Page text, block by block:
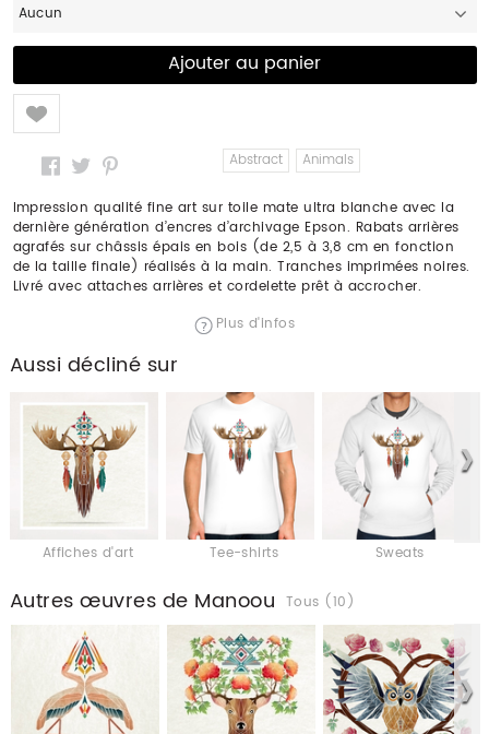
Aucun
Like
Abstract Animals
Impression qualité fine art sur toile mate ultra blanche avec la
dernière génération d’encres d’archivage Epson. Rabats arrières
agrafés sur châssis épais en bois (de 2,5 à 3,8 cm en fonction
de la taille finale) réalisés à la main. Tranches imprimées noires.
Livré avec attaches arrières et cordelette prêt à accrocher.
Plus d'infos
Aussi décliné sur
Affiches d'art Tee-shirts Sweats
Autres œuvres de Manoou Tous (10)